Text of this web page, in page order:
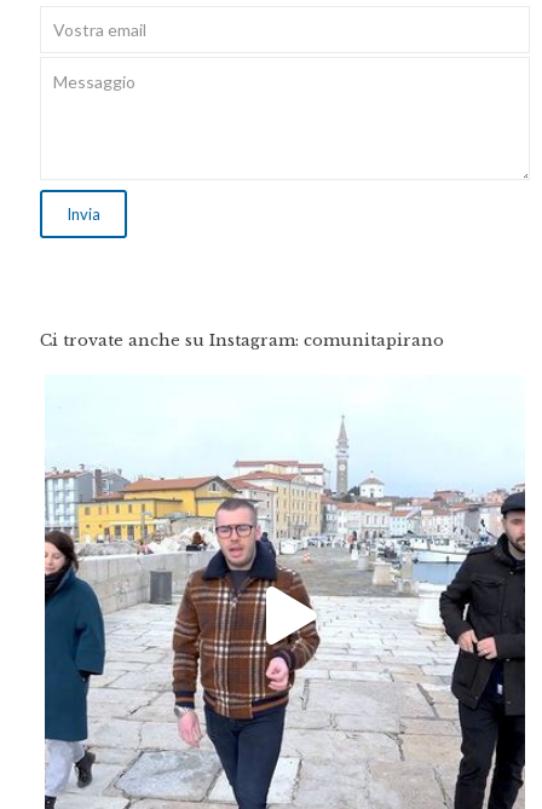
Ci trovate anche su Instagram: comunitapirano